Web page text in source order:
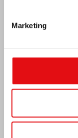
Marketing